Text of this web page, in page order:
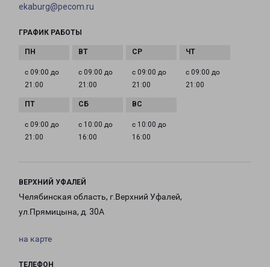
ekaburg@pecom.ru
ГРАФИК РАБОТЫ
с 09:00 до
21:00
с 09:00 до
21:00
с 09:00 до
21:00
с 09:00 до
21:00
с 09:00 до
21:00
с 10:00 до
16:00
с 10:00 до
16:00
ВЕРХНИЙ УФАЛЕЙ
Челябинская область, г.Верхний Уфалей,
ул.Прямицына, д. 30А
на карте
ТЕЛЕФОН